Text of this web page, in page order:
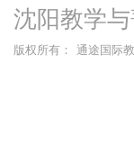
沈阳教学
版权所有： 通途国际